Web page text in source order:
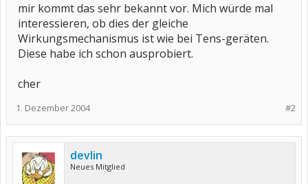
mir kommt das sehr bekannt vor. Mich würde mal
interessieren, ob dies der gleiche
Wirkungsmechanismus ist wie bei Tens-geräten.
Diese habe ich schon ausprobiert.
cher
#2
1. Dezember 2004
devlin
Neues Mitglied